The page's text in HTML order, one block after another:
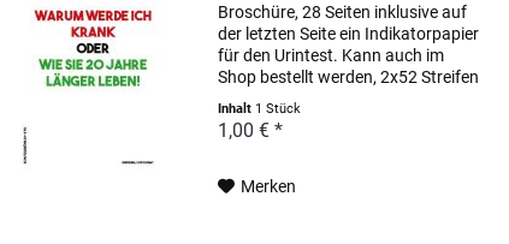
Broschüre, 28 Seiten inklusive auf
der letzten Seite ein Indikatorpapier
für den Urintest. Kann auch im
Shop bestellt werden, 2x52 Streifen
Inhalt 1 Stück
1,00 € *
Merken